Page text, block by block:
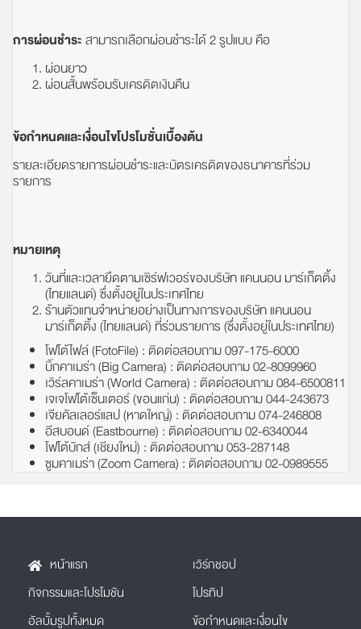
การผ่อนชำระสามารถเลือกผ่อนชำระได้ 2 รูปแบบ คือ
ผ่อนยาว
ผ่อนสั้นพร้อมรับเครดิตเงินคืน
ข้อกำหนดและเงื่อนไขโปรโมชั่นเบื้องต้น
รายละเอียดรายการผ่อนชำระและบัตรเครดิตของธนาคารที่ร่วม
รายการ
หมายเหตุ
วันที่และเวลายึดตามเซิร์ฟเวอร์ของบริษัท แคนนอน มาร์เก็ตติ้ง
(ไทยแลนด์) ซึ่งตั้งอยู่ในประเทศไทย
ร้านตัวแทนจำหน่ายอย่างเป็นทางการของบริษัท แคนนอน
มาร์เก็ตติ้ง (ไทยแลนด์) ที่ร่วมรายการ (ซึ่งตั้งอยู่ในประเทศไทย)
โฟโต้ไฟล์ (FotoFile) : ติดต่อสอบถาม 097-175-6000
บิ๊กคาเมร่า (Big Camera) : ติดต่อสอบถาม 02-8099960
เวิร์ลคาเมร่า (World Camera) : ติดต่อสอบถาม 084-6500811
เจเจโฟโต้เซ็นเตอร์ (ขอนแก่น) : ติดต่อสอบถาม 044-243673
เจียคัลเลอร์แลป (หาดใหญ่) : ติดต่อสอบถาม 074-246808
อีสบอนด์ (Eastbourne) : ติดต่อสอบถาม 02-6340044
โฟโต้บักส์ (เชียงใหม่) : ติดต่อสอบถาม 053-287148
ซูมคาเมร่า (Zoom Camera) : ติดต่อสอบถาม 02-0989555
หน้าแรก
เวิร์กชอป
กิจกรรมและโปรโมชัน
โปรทิป
อัลบั้มรูปทั้งหมด
ข้อกำหนดและเงื่อนไข